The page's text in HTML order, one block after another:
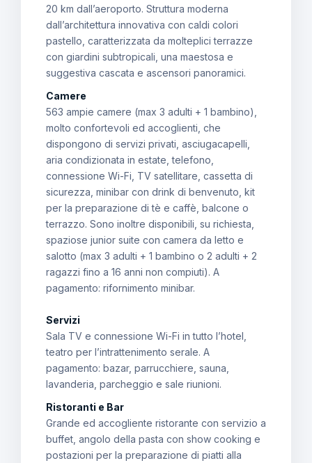
20 km dall’aeroporto. Struttura moderna
dall’architettura innovativa con caldi colori
pastello, caratterizzata da molteplici terrazze
con giardini subtropicali, una maestosa e
suggestiva cascata e ascensori panoramici.
Camere
563 ampie camere (max 3 adulti + 1 bambino),
molto confortevoli ed accoglienti, che
dispongono di servizi privati, asciugacapelli,
aria condizionata in estate, telefono,
connessione Wi-Fi, TV satellitare, cassetta di
sicurezza, minibar con drink di benvenuto, kit
per la preparazione di tè e caffè, balcone o
terrazzo. Sono inoltre disponibili, su richiesta,
spaziose junior suite con camera da letto e
salotto (max 3 adulti + 1 bambino o 2 adulti + 2
ragazzi fino a 16 anni non compiuti). A
pagamento: rifornimento minibar.
Servizi
Sala TV e connessione Wi-Fi in tutto l’hotel,
teatro per l’intrattenimento serale. A
pagamento: bazar, parrucchiere, sauna,
lavanderia, parcheggio e sale riunioni.
Ristoranti e Bar
Grande ed accogliente ristorante con servizio a
buffet, angolo della pasta con show cooking e
postazioni per la preparazione di piatti alla